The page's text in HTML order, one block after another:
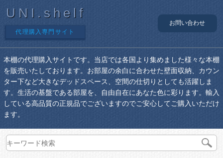
UNI.shelf
代理購入専門サイト
お問い合わせ
本棚の代理購入サイトです。当店では各国より集めました様々な本棚
を販売いたしております。お部屋の余白に合わせた壁面収納、カウン
ター下など大きなデッドスペース、空間の仕切りとしても活躍しま
す。生活の基盤である部屋を、自由自在にあなた色に彩ります。輸入
している高品質の正規品でございますのでご安心してご購入いただけ
ます。